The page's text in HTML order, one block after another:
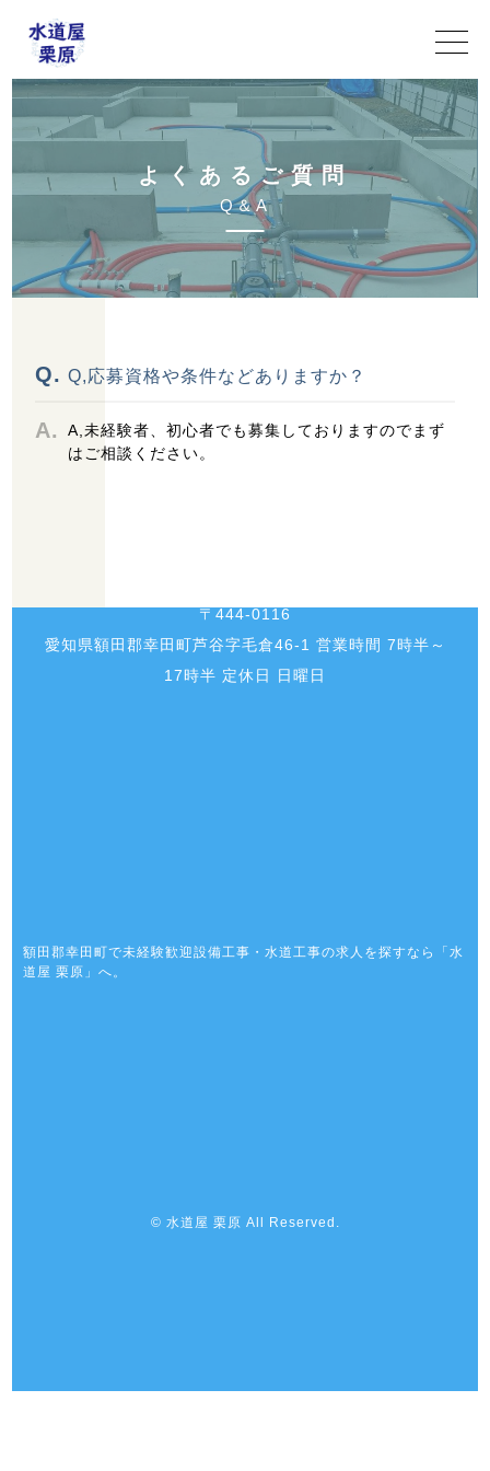
よく あ る ご質問
Q＆A
Q,応募資格や条件などありますか？
A,未経験者、初心者でも募集しておりますのでまず
はご相談ください。
〒444-0116
愛知県額田郡幸田町芦谷字毛倉46-1 営業時間 7時半～
17時半 定休日 日曜日
額田郡幸田町で未経験歓迎設備工事・水道工事の求人を探すなら「水
道屋 栗原」へ。
© 水道屋 栗原 All Reserved.